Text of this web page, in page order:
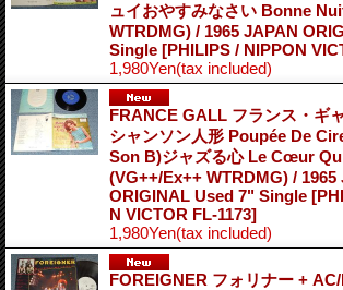
ュイおやすみなさい Bonne
WTRDMG) / 1965 JAPAN
Single [PHILIPS / NIPPON
1,980Yen(tax included)
FRANCE GALL フランス・ギ
シャンソン人形 Poupée De
Son B)ジャズる心 Le Cœur
(VG++/Ex++ WTRDMG) / 1965
ORIGINAL Used 7" Single
N VICTOR FL-1173]
1,980Yen(tax included)
FOREIGNER フォリナー +